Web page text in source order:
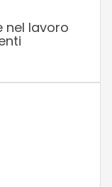
nel lavoro